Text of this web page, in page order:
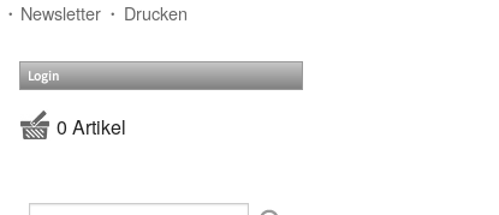
Newsletter Drucken
Login
0 Artikel